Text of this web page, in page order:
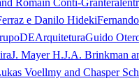
Romain Conti-Granteral
e Danilo Hideki
Guido
J. Mayer H.J.A. Brinkman
Voellmy and Chasper